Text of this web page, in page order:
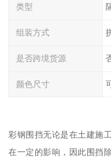
类型
组装方式
是否跨境货源
颜色尺寸
彩钢围挡无论是在土建施
在一定的影响，因此围挡